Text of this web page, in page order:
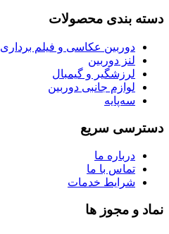
دسته بندی محصولات
دوربین عکاسی و فیلم برداری
لنز دوربین
لرزشگیر و گیمبال
لوازم جانبی دوربین
سه‌پایه
دسترسی سریع
درباره ما
تماس با ما
شرایط خدمات
نماد و مجوز ها